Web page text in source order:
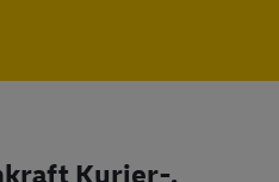
Kurier-,